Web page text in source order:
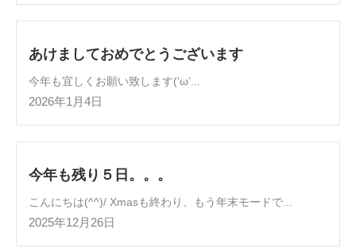
あけましておめでとうございます
今年も宜しくお願い致します(‘ω’...
2026年1月4日
今年も残り５日。。。
こんにちは(^^)/ Xmasも終わり、もう年末モードで...
2025年12月26日